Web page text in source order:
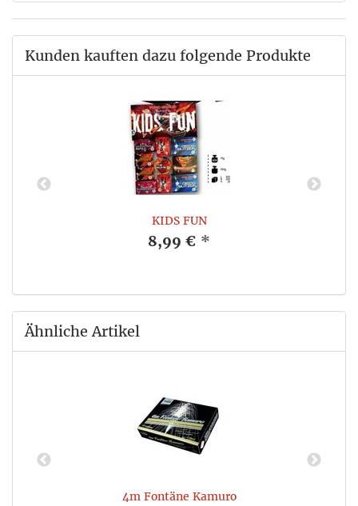
Kunden kauften dazu folgende Produkte
KIDS FUN
8,99 € *
Ähnliche Artikel
4m Fontäne Kamuro